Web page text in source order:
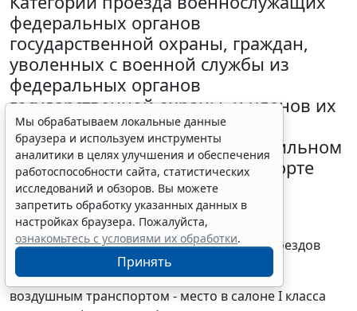
федеральных органов
государственной охраны, граждан,
уволенных с военной службы из
федеральных органов
государственной охраны, и членов их
семей на железнодорожном,
воздушном, водном и автомобильном
(за исключением такси) транспорте
1. Высшие офицеры:
железнодорожным транспортом - место в
двухместном купе спального вагона (СВ) поездов
любой категории;
воздушным транспортом - место в салоне I класса
Мы обрабатываем локальные данные
браузера и используем инструменты
аналитики в целях улучшения и обеспечения
работоспособности сайта, статистических
исследований и обзоров. Вы можете
запретить обработку указанных данных в
настройках браузера. Пожалуйста,
ознакомьтесь с условиями их обработки.
Принять